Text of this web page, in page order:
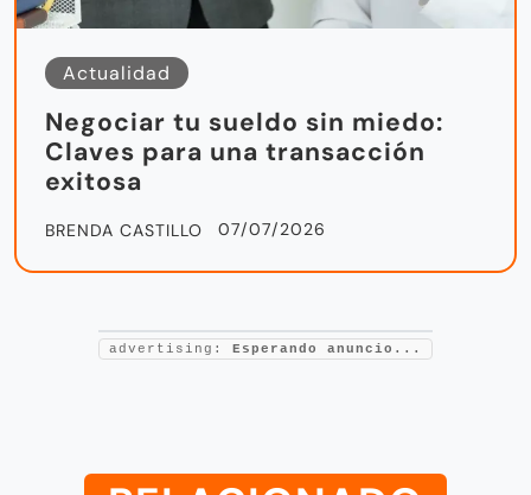
Actualidad
Negociar tu sueldo sin miedo:
Claves para una transacción
exitosa
BRENDA CASTILLO 07/07/2026
advertising: Esperando anuncio...